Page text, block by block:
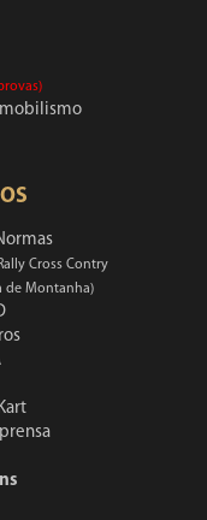
Cross Contry
de Montanha)